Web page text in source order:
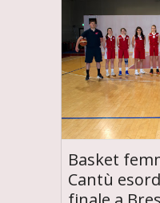
Basket
Cantù